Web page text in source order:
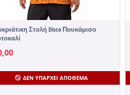
Στολή Disco Πουκάμισο
ΔΕΝ ΥΠΆΡΧΕΙ ΑΠΌΘΕΜΑ